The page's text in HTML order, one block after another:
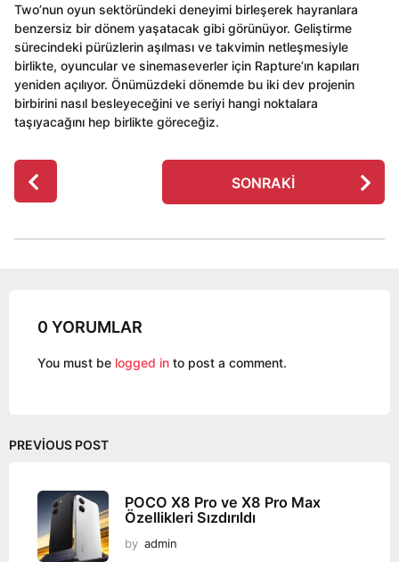
Two’nun oyun sektöründeki deneyimi birleşerek hayranlara
benzersiz bir dönem yaşatacak gibi görünüyor. Geliştirme
sürecindeki pürüzlerin aşılması ve takvimin netleşmesiyle
birlikte, oyuncular ve sinemaseverler için Rapture’ın kapıları
yeniden açılıyor. Önümüzdeki dönemde bu iki dev projenin
birbirini nasıl besleyeceğini ve seriyi hangi noktalara
taşıyacağını hep birlikte göreceğiz.
P
o
t
o
SONRAKI
0 YORUMLAR
You must be logged in to post a comment.
PREVIOUS POST
POCO X8 Pro ve X8 Pro Max
Özellikleri Sızdırıldı
by admin